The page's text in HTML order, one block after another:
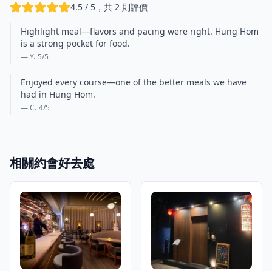
4.5 / 5，共 2 則評價
Highlight meal—flavors and pacing were right. Hung Hom
is a strong pocket for food.
— Y. 5/5
Enjoyed every course—one of the better meals we have
had in Hung Hom.
— C. 4/5
相關約會好去處